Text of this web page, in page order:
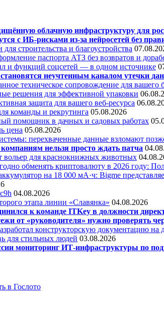
облачную инфраструктуру для
с ИБ-рисками из-за нейросетей без
строительства и благоустройства
паспорта АТЗ без возвратов и
и функций соцсетей — в одном источнике
неучтенным каналом утечки
техническое сопровождение для вашего
решения для эффективной упаковки
защита для вашего веб-ресурса
команды и рекрутинга 05.08.2026
помощник в дачных и садовых работах
цена 05.08.2026
перехваченные данные взломают
нельзя просто ждать патча
вольер для краснокнижных животных
обменять криптовалюту в 2026 году:
на 18 000 мА·ч: Bigme
04.08.2026
этапа линии «Славянка» 04.08.2026
к команде ITKey в должности
от «руководителя» нужно проверять
конструкторскую документацию на
для стильных людей 03.08.2026
мониторинг ИТ-инфраструктуры по
в Гослото